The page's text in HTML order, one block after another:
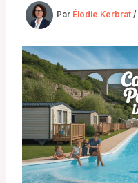
Par Élodie Kerbrat /